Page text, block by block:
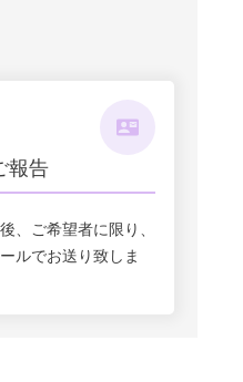
報告
、ご希望者に限り、
ルでお送り致しま